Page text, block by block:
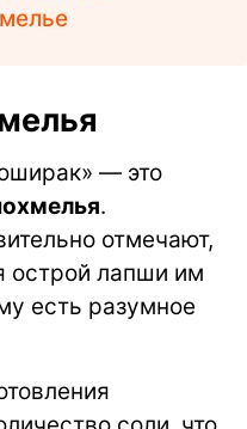
— это
.
отмечают,
острой лапши им
есть разумное